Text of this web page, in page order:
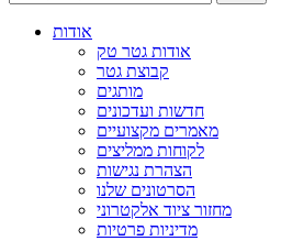
אודות
אודות גטר טק
קבוצת גטר
מותגים
חדשות ועדכונים
מאמרים מקצועיים
לקוחות ממליצים
הצהרת נגישות
הסרטונים שלנו
מחזור ציוד אלקטרוני
מדיניות פרטיות